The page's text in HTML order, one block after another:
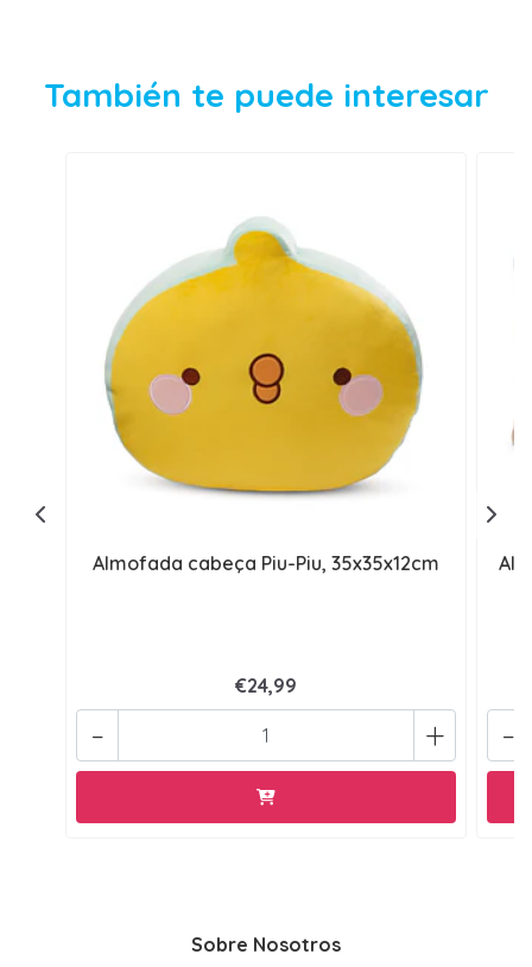
También te puede interesar
Almofada cabeça Piu-Piu, 35x35x12cm
€24,99
+
- -
Sobre Nosotros